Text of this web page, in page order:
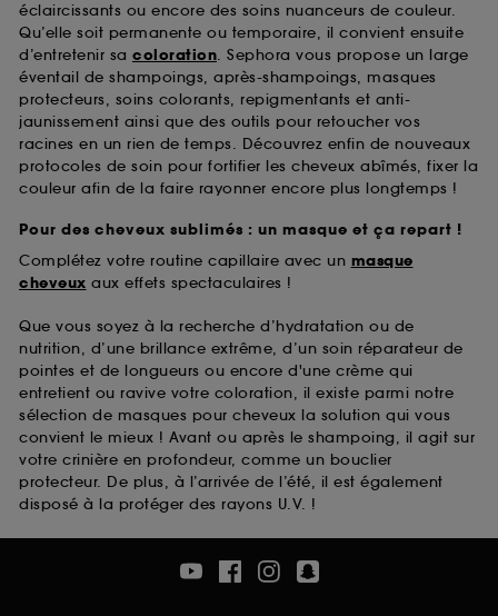
éclaircissants ou encore des soins nuanceurs de couleur.
Qu’elle soit permanente ou temporaire, il convient ensuite
d’entretenir sa coloration. Sephora vous propose un large
éventail de shampoings, après-shampoings, masques
protecteurs, soins colorants, repigmentants et anti-
jaunissement ainsi que des outils pour retoucher vos
racines en un rien de temps. Découvrez enfin de nouveaux
protocoles de soin pour fortifier les cheveux abîmés, fixer la
couleur afin de la faire rayonner encore plus longtemps !
Pour des cheveux sublimés : un masque et ça repart !
Complétez votre routine capillaire avec un masque
cheveux aux effets spectaculaires !
Que vous soyez à la recherche d’hydratation ou de
nutrition, d’une brillance extrême, d’un soin réparateur de
pointes et de longueurs ou encore d'une crème qui
entretient ou ravive votre coloration, il existe parmi notre
sélection de masques pour cheveux la solution qui vous
convient le mieux ! Avant ou après le shampoing, il agit sur
votre crinière en profondeur, comme un bouclier
protecteur. De plus, à l’arrivée de l’été, il est également
disposé à la protéger des rayons U.V. !